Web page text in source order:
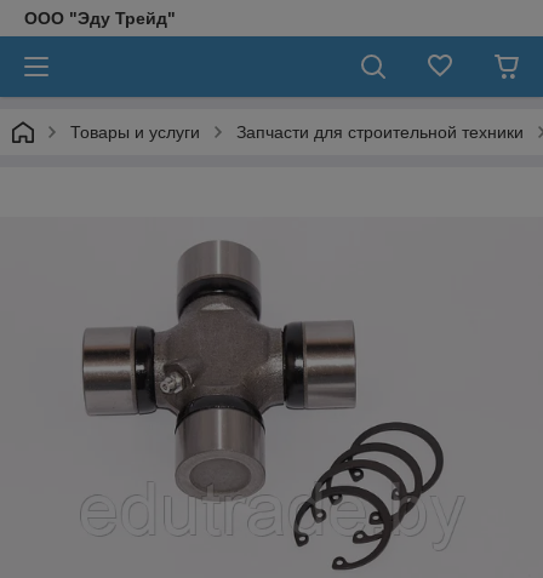
ООО "Эду Трейд"
Товары и услуги Запчасти для строительной техники